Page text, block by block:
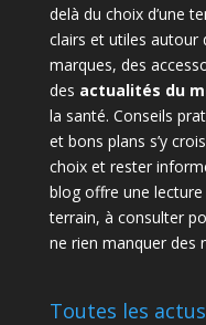
delà du choix d’une
clairs et utiles autour
marques, des
des actualités du
la santé. Conseils
et bons plans s’y
choix et rester
blog offre une
terrain, à consulter
ne rien manquer des
Toutes les